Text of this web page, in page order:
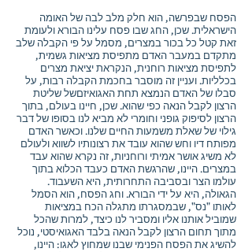
הפסח שבפרשה, הוא חלק מלב לבה של האומה
הישראלית. שכן, החג שבו פסח עלינו הבורא ולעומת
זאת קטל כל בכור במצרים, מסמל על פי הקבלה שלב
מתקדם במעבר האדם מתפיסת מציאות גשמית,
לתפיסת מציאות רוחנית, הנקראת יציאת מצרים
בכלליות. ועניין זה מוסבר בחכמת הקבלה רבות, על
סבלו של האדם הנמצא תחת האגואיזםשל שליטת
הרצון לקבל הנאה כפי שהוא. שכן, חיינו בעולם, בתוך
הרצון לסיפוק גופני וחומרי לא מביא לנו בסופו של דבר
גילוי של שאלת משמעות החיים שלנו. וכאשר האדם
מפותח דיו וחש שהוא עובד את רצונותיו לשווא ולעולם
לא משיג אושר אמיתי ורוחניות, זה נקרא שהוא עבד
במצרים. היינו, שהרגשת האדם כעבד הכלוא בתוך
עולמו הצר ובסביבה התחרותית, היא השעבוד.
הגאולה, היא על ידי הבורא. וחג הפסח, הוא הסמל
לאותו "נס", שבמסגרתו מתגלה הכח במציאות
שמוביל אותנו אליו ומסביר לנו כיצד, למרות שהכל
מתוך תחום הרצון לקבל הנאה בלבד האגואיסטי, נוכל
להשיג את הפסח הפנימי שבנו שמחוץ לאגו: היינו,